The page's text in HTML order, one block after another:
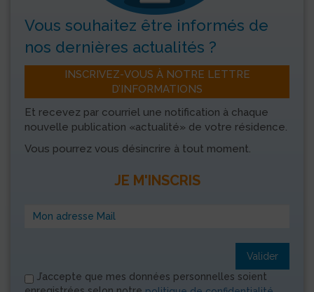
Vous souhaitez être informés de
nos dernières actualités ?
INSCRIVEZ-VOUS À NOTRE LETTRE
D’INFORMATIONS
Et recevez par courriel une notification à chaque
nouvelle publication «actualité» de votre résidence.
Vous pourrez vous désincrire à tout moment.
JE M'INSCRIS
Valider
J’accepte que mes données personnelles soient